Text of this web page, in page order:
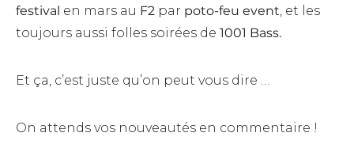
festival en mars au F2 par poto-feu event, et les
toujours aussi folles soirées de 1001 Bass.
Et ça, c’est juste qu’on peut vous dire …
On attends vos nouveautés en commentaire !